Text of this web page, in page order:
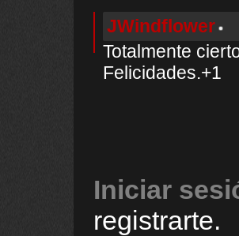
JWindflower
Totalmente
Felicidades.+1
Iniciar
registrarte.